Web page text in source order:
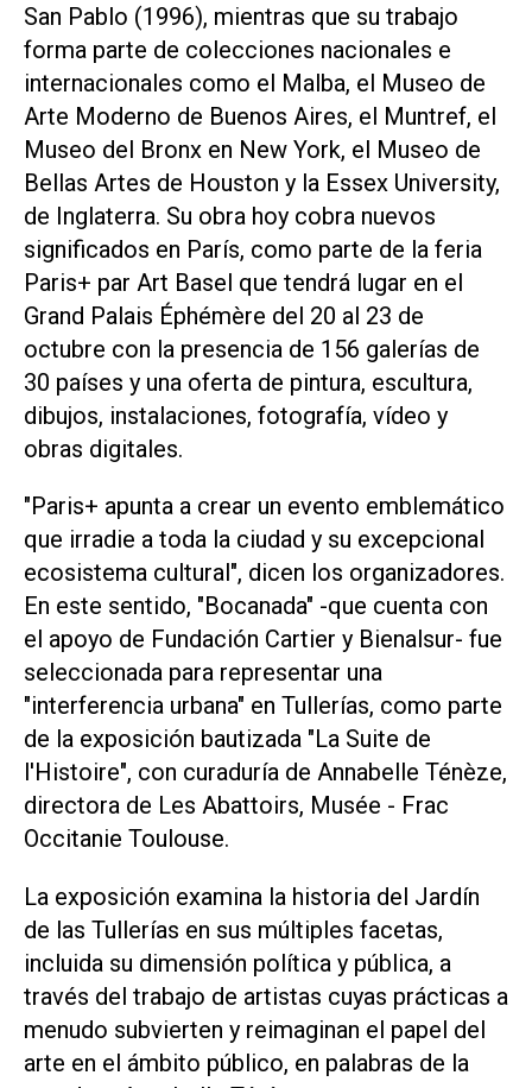
San Pablo (1996), mientras que su trabajo
forma parte de colecciones nacionales e
internacionales como el Malba, el Museo de
Arte Moderno de Buenos Aires, el Muntref, el
Museo del Bronx en New York, el Museo de
Bellas Artes de Houston y la Essex University,
de Inglaterra. Su obra hoy cobra nuevos
significados en París, como parte de la feria
Paris+ par Art Basel que tendrá lugar en el
Grand Palais Éphémère del 20 al 23 de
octubre con la presencia de 156 galerías de
30 países y una oferta de pintura, escultura,
dibujos, instalaciones, fotografía, vídeo y
obras digitales.
"Paris+ apunta a crear un evento emblemático
que irradie a toda la ciudad y su excepcional
ecosistema cultural", dicen los organizadores.
En este sentido, "Bocanada" -que cuenta con
el apoyo de Fundación Cartier y Bienalsur- fue
seleccionada para representar una
"interferencia urbana" en Tullerías, como parte
de la exposición bautizada "La Suite de
l'Histoire", con curaduría de Annabelle Ténèze,
directora de Les Abattoirs, Musée - Frac
Occitanie Toulouse.
La exposición examina la historia del Jardín
de las Tullerías en sus múltiples facetas,
incluida su dimensión política y pública, a
través del trabajo de artistas cuyas prácticas a
menudo subvierten y reimaginan el papel del
arte en el ámbito público, en palabras de la